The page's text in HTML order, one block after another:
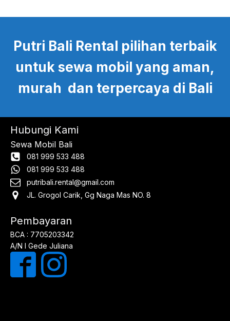
Putri Bali Rental pilihan terbaik
untuk sewa mobil yang aman,
murah dan terpercaya di Bali
Hubungi Kami
Sewa Mobil Bali
081 999 533 488
081 999 533 488
putribali.rental@gmail.com
JL. Grogol Carik, Gg Naga Mas NO. 8
Pembayaran
BCA : 7705203342
A/N I Gede Juliana